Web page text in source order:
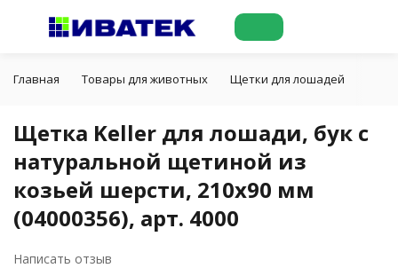
Главная Товары для животных Щетки для лошадей
Щетка Keller для лошади, бук c
натуральной щетиной из
козьей шерсти, 210х90 мм
(04000356), арт. 4000
Написать отзыв